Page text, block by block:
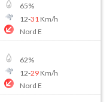
65%
12-31 Km/h
Nord E
62%
12-29Km/h
Nord E